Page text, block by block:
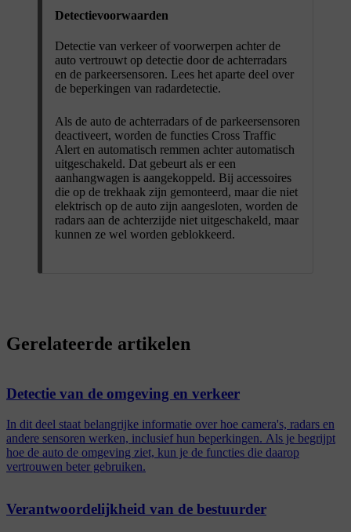
Detectievoorwaarden
Detectie van verkeer of voorwerpen achter de
auto vertrouwt op detectie door de achterradars
en de parkeersensoren. Lees het aparte deel over
de beperkingen van radardetectie.
Als de auto de achterradars of de parkeersensoren
deactiveert, worden de functies Cross Traffic
Alert en automatisch remmen achter automatisch
uitgeschakeld. Dat gebeurt als er een
aanhangwagen is aangekoppeld. Bij accessoires
die op de trekhaak zijn gemonteerd, maar die niet
elektrisch op de auto zijn aangesloten, worden de
radars aan de achterzijde niet uitgeschakeld, maar
kunnen ze wel worden geblokkeerd.
Gerelateerde artikelen
Detectie van de omgeving en verkeer
In dit deel staat belangrijke informatie over hoe camera's, radars en
andere sensoren werken, inclusief hun beperkingen. Als je begrijpt
hoe de auto de omgeving ziet, kun je de functies die daarop
vertrouwen beter gebruiken.
Verantwoordelijkheid van de bestuurder